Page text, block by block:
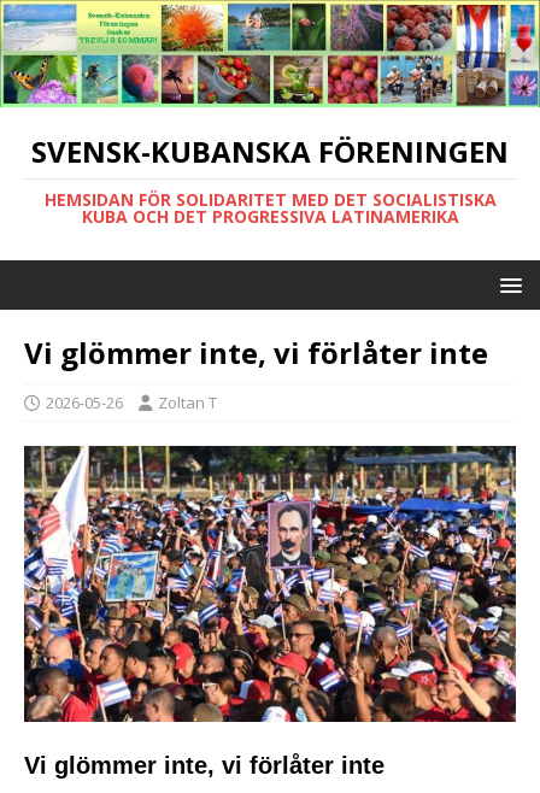
SVENSK-KUBANSKA FÖRENINGEN
HEMSIDAN FÖR SOLIDARITET MED DET SOCIALISTISKA
KUBA OCH DET PROGRESSIVA LATINAMERIKA
Vi glömmer inte, vi förlåter inte
2026-05-26 Zoltan T
Vi glömmer inte, vi förlåter inte